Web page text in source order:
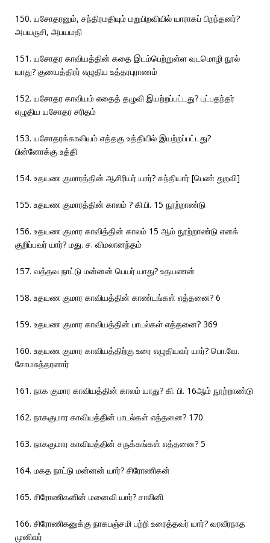
150. யசோதரனும், சந்திரமதியும் மறுபிறவியில் யாராகப் பிறந்தனர்?
அபயருசி, அபயமதி
151. யசோதர காவியத்தின் கதை இடம்பெற்றுள்ள வடமொழி நூல்
யாது? குணபத்திரர் எழுதிய உத்தரபுராணம்
152. யசோதர காவியம் எதைத் தழுவி இயற்றப்பட்டது? புட்பதந்தர்
எழுதிய யசோதர சரிதம்
153. யசோதரக்காவியம் எத்தகு உத்தியில் இயற்றப்பட்டது?
பின்னோக்கு உத்தி
154. உதயண குமாரத்தின் ஆசிரியர் யார்? கந்தியார் [பெண் துறவி]
155. உதயண குமாரத்தின் காலம் ? கி.பி. 15 நூற்றாண்டு
156. உதயண குமார காவித்தின் காலம் 15 ஆம் நூற்றாண்டு எனக்
குறிப்பவர் யார்? மது. ச. விமலானந்தம்
157. வத்தவ நாட்டு மன்னன் பெயர் யாது? உதயணன்
158. உதயண குமார காவியத்தின் காண்டங்கள் எத்தனை? 6
159. உதயண குமார காவியத்தின் பாடல்கள் எத்தனை? 369
160. உதயண குமார காவியத்திற்கு உரை எழுதியவர் யார்? பொ.வே.
சோமசுந்தரனார்
161. நாக குமார காவியத்தின் காலம் யாது? கி. பி. 16ஆம் நூற்றாண்டு
162. நாககுமார காவியத்தின் பாடல்கள் எத்தனை? 170
163. நாககுமார காவியத்தின் சருக்கங்கள் எத்தனை? 5
164. மகத நாட்டு மன்னன் யார்? சிரோணிகன்
165. சிரோணிகனின் மனைவி யார்? சாலினி
166. சிரோணிகனுக்கு நாகபஞ்சமி பற்றி உரைத்தவர் யார்? வரவீரநாத
முனிவர்